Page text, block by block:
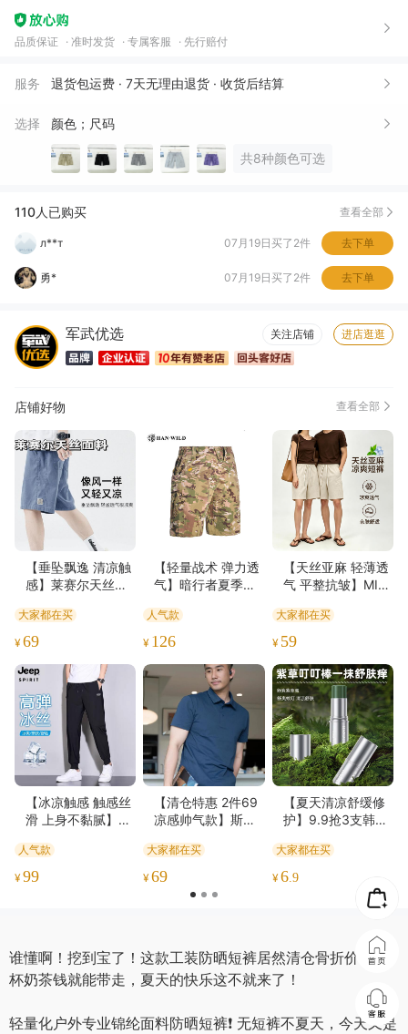
品质保证 准时发货 专属客服 先行赔付
服务 退货包运费 · 7天无理由退货 · 收货后结算
选择 颜色；尺码
共8种颜色可选
110人已购买 查看全部
郑***） 07月30日买了2件
吃*陈 07月24日买了2件
A***? 去下单
л**т 07月19日买了2件 去下单
勇* 07月19日买了2件 去下单
鲁*明 去下单
军武优选 关注店铺 进店逛逛
店铺好物 查看全部
【垂坠飘逸 清凉触
感】莱赛尔天丝牛
大家都在买
¥69
【轻量战术 弹力透
气】暗行者夏季速
人气款
¥ 126
【天丝亚麻 轻薄透
气 平整抗皱】MIVE
麻五分裤
大家都在买
¥ 59
【冰凉触感 触感丝
滑 上身不黏腻】JE
装/2条
人气款
¥99
【清仓特惠 2件69
凉感帅气款】斯辰
OLO衫（注：单拍
不发，请将商品分
别加入购物车一并
大家都在买
¥69
【夏天清凉舒缓修
护】9.9抢3支韩泊
大家都在买
¥6.9
谁懂啊！挖到宝了！这款工装防晒短裤居然清仓骨折价！一
杯奶茶钱就能带走，夏天的快乐这不就来了！
轻量化户外专业锦纶面料防晒短裤❗ 无短裤不夏天，今天又是